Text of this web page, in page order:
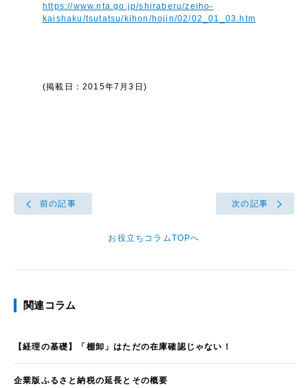
https://www.nta.go.jp/shiraberu/zeiho-
kaishaku/tsutatsu/kihon/hojin/02/02_01_03.htm
(掲載日：2015年7月3日)
前の記事
お役立ちコラムTOPへ
次の記事
関連コラム
【経理の基礎】「棚卸」はただの在庫確認じゃない！
企業版ふるさと納税の延長とその概要